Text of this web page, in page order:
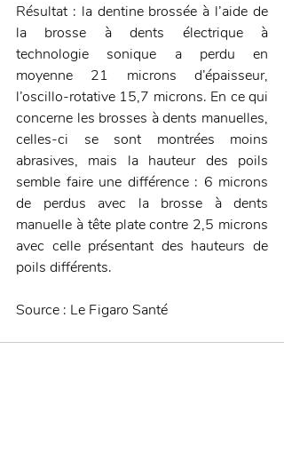
Résultat : la dentine brossée à l’aide de
la brosse à dents électrique à
technologie sonique a perdu en
moyenne 21 microns d’épaisseur,
l’oscillo-rotative 15,7 microns. En ce qui
concerne les brosses à dents manuelles,
celles-ci se sont montrées moins
abrasives, mais la hauteur des poils
semble faire une différence : 6 microns
de perdus avec la brosse à dents
manuelle à tête plate contre 2,5 microns
avec celle présentant des hauteurs de
poils différents.
Source : Le Figaro Santé